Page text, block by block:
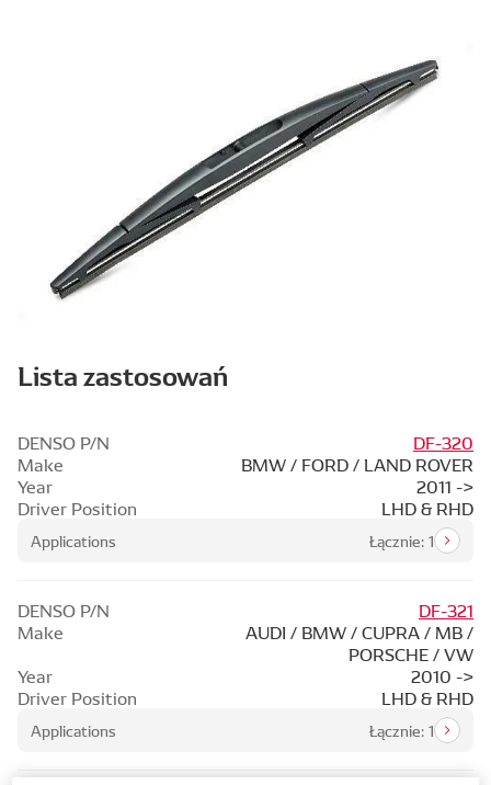
Lista zastosowań
DENSO P/N
DF-320
Make
BMW / FORD / LAND ROVER
Applications Łącznie: 1
Year
2011 ->
Driver Position
LHD & RHD
DENSO P/N
DF-321
Make
AUDI / BMW / CUPRA / MB /
PORSCHE / VW
Applications Łącznie: 1
Year
2010 ->
Driver Position
LHD & RHD